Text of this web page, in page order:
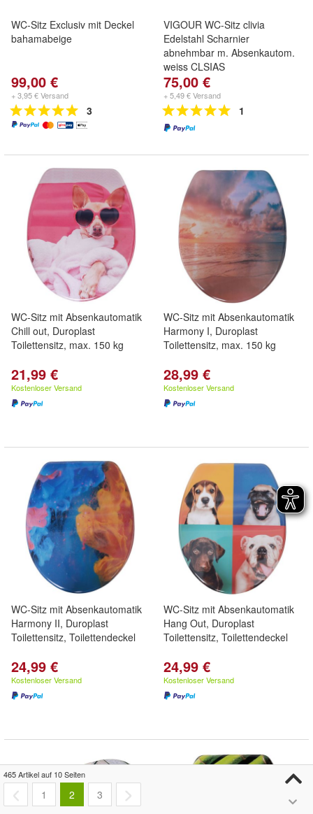
WC-Sitz Exclusiv mit Deckel
bahamabeige
99,00 €
+ 3,95 € Versand
3
VIGOUR WC-Sitz clivia
Edelstahl Scharnier
abnehmbar m. Absenkautom.
weiss CLSIAS
75,00 €
+ 5,49 € Versand
1
WC-Sitz mit Absenkautomatik
Chill out, Duroplast
Toilettensitz, max. 150 kg
21,99 €
Kostenloser Versand
WC-Sitz mit Absenkautomatik
Harmony I, Duroplast
Toilettensitz, max. 150 kg
28,99 €
Kostenloser Versand
WC-Sitz mit Absenkautomatik
Harmony II, Duroplast
Toilettensitz, Toilettendeckel
24,99 €
Kostenloser Versand
WC-Sitz mit Absenkautomatik
Hang Out, Duroplast
Toilettensitz, Toilettendeckel
24,99 €
Kostenloser Versand
465 Artikel auf 10 Seiten
1 2 3